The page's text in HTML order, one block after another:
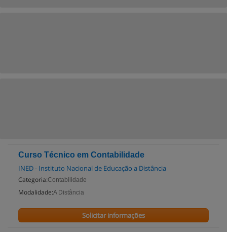
Curso Técnico em Contabilidade
INED - Instituto Nacional de Educação a Distância
Categoria:Contabilidade
Modalidade:A Distância
Solicitar informações